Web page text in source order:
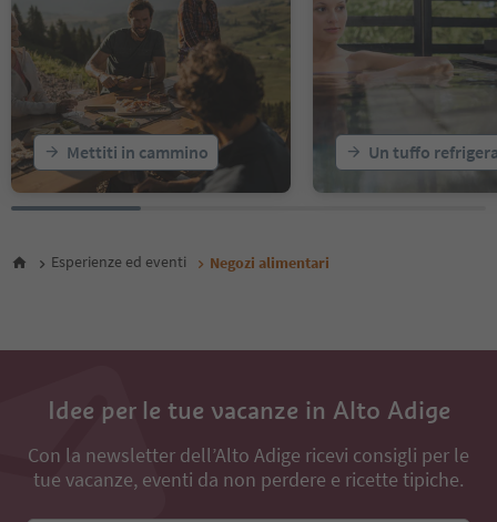
Mettiti in cammino Un tuffo
Esperienze ed eventi Negozi alimentari
Idee per le tue vacanze in Alto Adige
Con la newsletter dell’Alto Adige ricevi consigli per le
tue vacanze, eventi da non perdere e ricette tipiche.